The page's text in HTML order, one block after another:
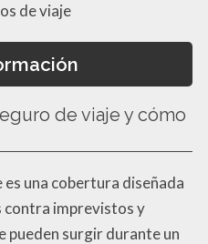
de viaje
de viaje y cómo
una cobertura diseñada
contra imprevistos y
pueden surgir durante un